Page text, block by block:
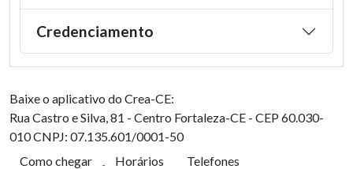
Credenciamento
Baixe o aplicativo do Crea-CE:
Rua Castro e Silva, 81 - Centro Fortaleza-CE - CEP 60.030-
010CNPJ: 07.135.601/0001-50
Como chegar
Horários
Telefones